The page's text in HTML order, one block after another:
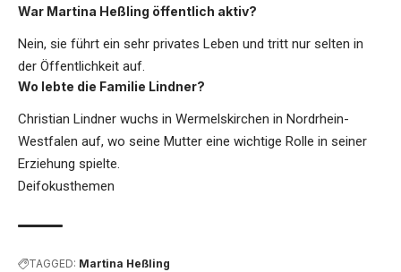
War Martina Heßling öffentlich aktiv?
Nein, sie führt ein sehr privates Leben und tritt nur selten in
der Öffentlichkeit auf.
Wo lebte die Familie Lindner?
Christian Lindner wuchs in Wermelskirchen in Nordrhein-
Westfalen auf, wo seine Mutter eine wichtige Rolle in seiner
Erziehung spielte.
Deifokusthemen
TAGGED: Martina Heßling